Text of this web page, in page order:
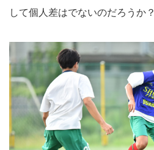
して個人差はでないのだろうか？